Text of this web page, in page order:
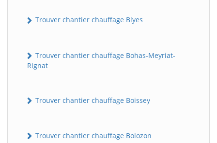
Trouver chantier chauffage Blyes
Trouver chantier chauffage Bohas-Meyriat-
Rignat
Trouver chantier chauffage Boissey
Trouver chantier chauffage Bolozon